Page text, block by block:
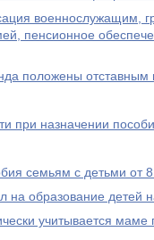
военнослужащим,
пенсионное
положены
при назначении
семьям с детьми от
на образование детей
учитывается